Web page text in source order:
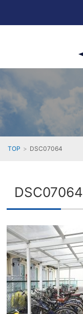
TOP DSC07064
DSC07064